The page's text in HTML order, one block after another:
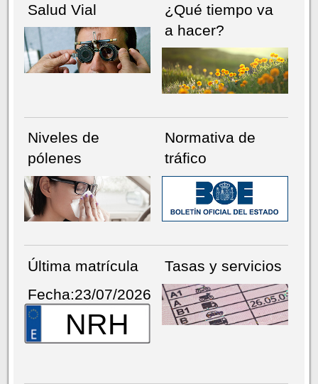
Salud Vial
¿Qué tiempo va
a hacer?
Niveles de
pólenes
Normativa de
tráfico
Última matrícula
Fecha:23/07/2026
NRH
Tasas y servicios